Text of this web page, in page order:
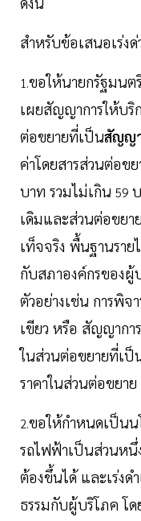
สำหรับข้อเสนอเร่งด่
1.ขอให้นายกรัฐมนต
เผยสัญญาการให้บริ
ต่อขยายที่เป็นสัญญ
ค่าโดยสารส่วนต่อข
บาท รวมไม่เกิน 59
เดิมและส่วนต่อขยาย
เท็จจริง พื้นฐานราย
กับสภาองค์กรของผู้
ตัวอย่างเช่น การพิ
เขียว หรือ สัญญากา
ในส่วนต่อขยายที่เ
ราคาในส่วนต่อขยา
2.ขอให้กำหนดเป็นน
รถไฟฟ้าเป็นส่วนห
ต้องขึ้นได้ และเร่งด
ธรรมกับผู้บริโภค โ